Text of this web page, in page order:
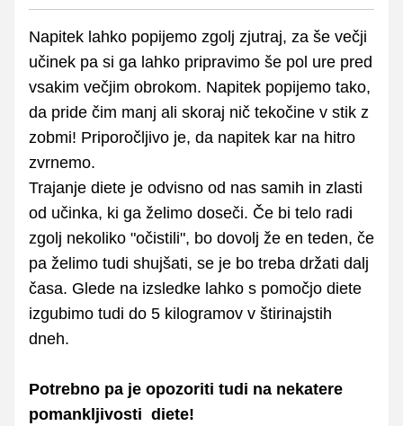
Napitek lahko popijemo zgolj zjutraj, za še večji
učinek pa si ga lahko pripravimo še pol ure pred
vsakim večjim obrokom. Napitek popijemo tako,
da pride čim manj ali skoraj nič tekočine v stik z
zobmi! Priporočljivo je, da napitek kar na hitro
zvrnemo.
Trajanje diete je odvisno od nas samih in zlasti
od učinka, ki ga želimo doseči. Če bi telo radi
zgolj nekoliko "očistili", bo dovolj že en teden, če
pa želimo tudi shujšati, se je bo treba držati dalj
časa. Glede na izsledke lahko s pomočjo diete
izgubimo tudi do 5 kilogramov v štirinajstih
dneh.
Potrebno pa je opozoriti tudi na nekatere
pomankljivosti diete!